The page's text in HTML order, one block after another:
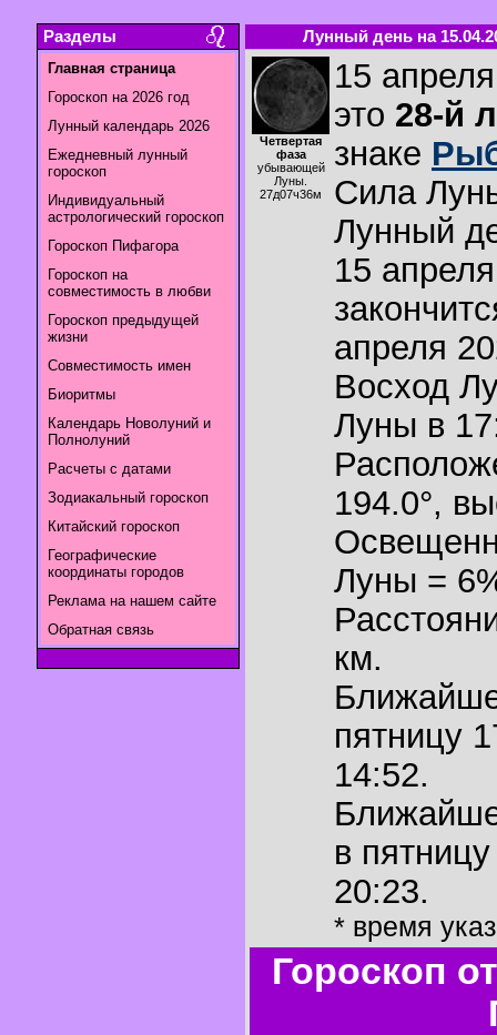
Разделы
Главная страница
Гороскоп на 2026 год
Лунный календарь 2026
Ежедневный лунный
гороскоп
Индивидуальный
астрологический гороскоп
Гороскоп Пифагора
Гороскоп на
совместимость в любви
Гороскоп предыдущей
жизни
Совместимость имен
Биоритмы
Календарь Новолуний и
Полнолуний
Расчеты с датами
Зодиакальный гороскоп
Китайский гороскоп
Географические
координаты городов
Реклама на нашем сайте
Обратная связь
Лунный день на
Четвертая
фаза
убывающей
Луны.
27д07ч36м
15
это 28-й
знаке
Сила
Лунный
15
апреля
Восход
Луны в
194.0°,
Луны =
км.
пятницу
14:52.
в
20:23.
* время
Гороскоп